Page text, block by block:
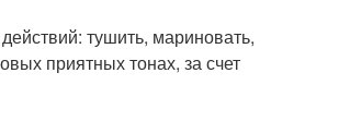
тушить, мариновать,
приятных тонах, за счет